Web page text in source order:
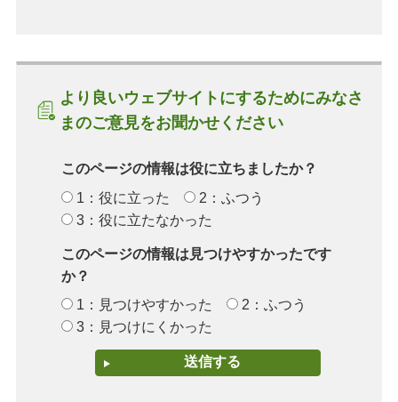
より良いウェブサイトにするためにみなさ
まのご意見をお聞かせください
このページの情報は役に立ちましたか？
1：役に立った
2：ふつう
3：役に立たなかった
このページの情報は見つけやすかったです
か？
1：見つけやすかった
2：ふつう
3：見つけにくかった